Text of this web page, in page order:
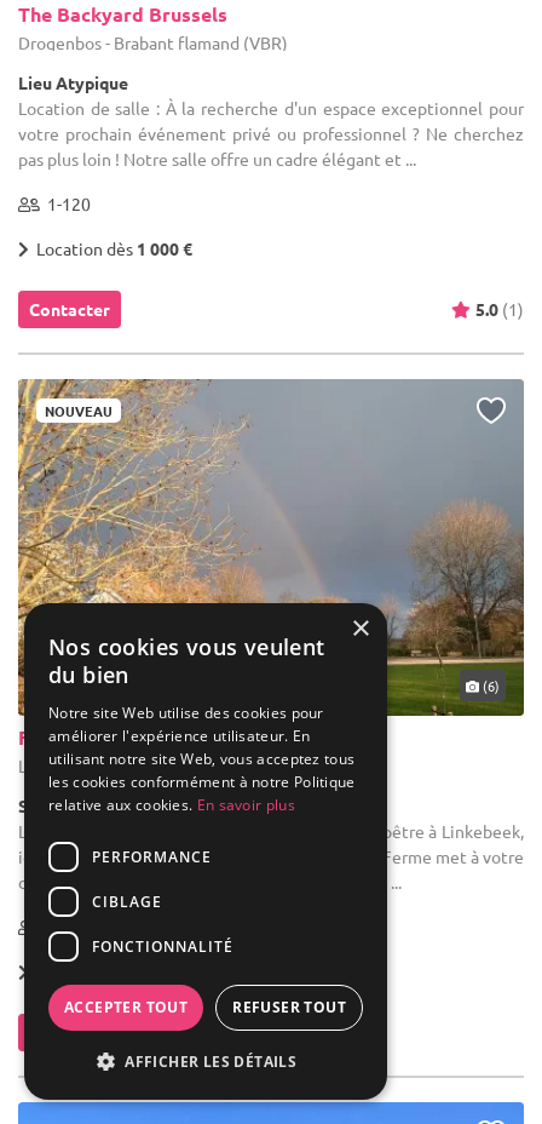
The Backyard Brussels
Drogenbos - Brabant flamand (VBR)
Lieu Atypique
Location de salle : À la recherche d'un espace exceptionnel pour
votre prochain événement privé ou professionnel ? Ne cherchez
pas plus loin ! Notre salle offre un cadre élégant et ...
1-120
Location dès 1 000 €
Contacter 5.0 (1)
NOUVEAU
... 37 km (6)
Ferme Holleken Hoeve
Linkebeek - Brabant flamand (VBR)
Salle de réception
Location de salle : Découvrez un domaine champêtre à Linkebeek,
idéal pour l'organisation de vos événements. La Ferme met à votre
disposition 4 salles aux caractéristiques uniques, ...
1-180
Contacter
×
Nos cookies vous veulent
du bien
Notre site Web utilise des cookies pour
améliorer l'expérience utilisateur. En
utilisant notre site Web, vous acceptez tous
les cookies conformément à notre Politique
relative aux cookies. En savoir plus
PERFORMANCE
CIBLAGE
FONCTIONNALITÉ
ACCEPTER TOUT REFUSER TOUT
AFFICHER LES DÉTAILS